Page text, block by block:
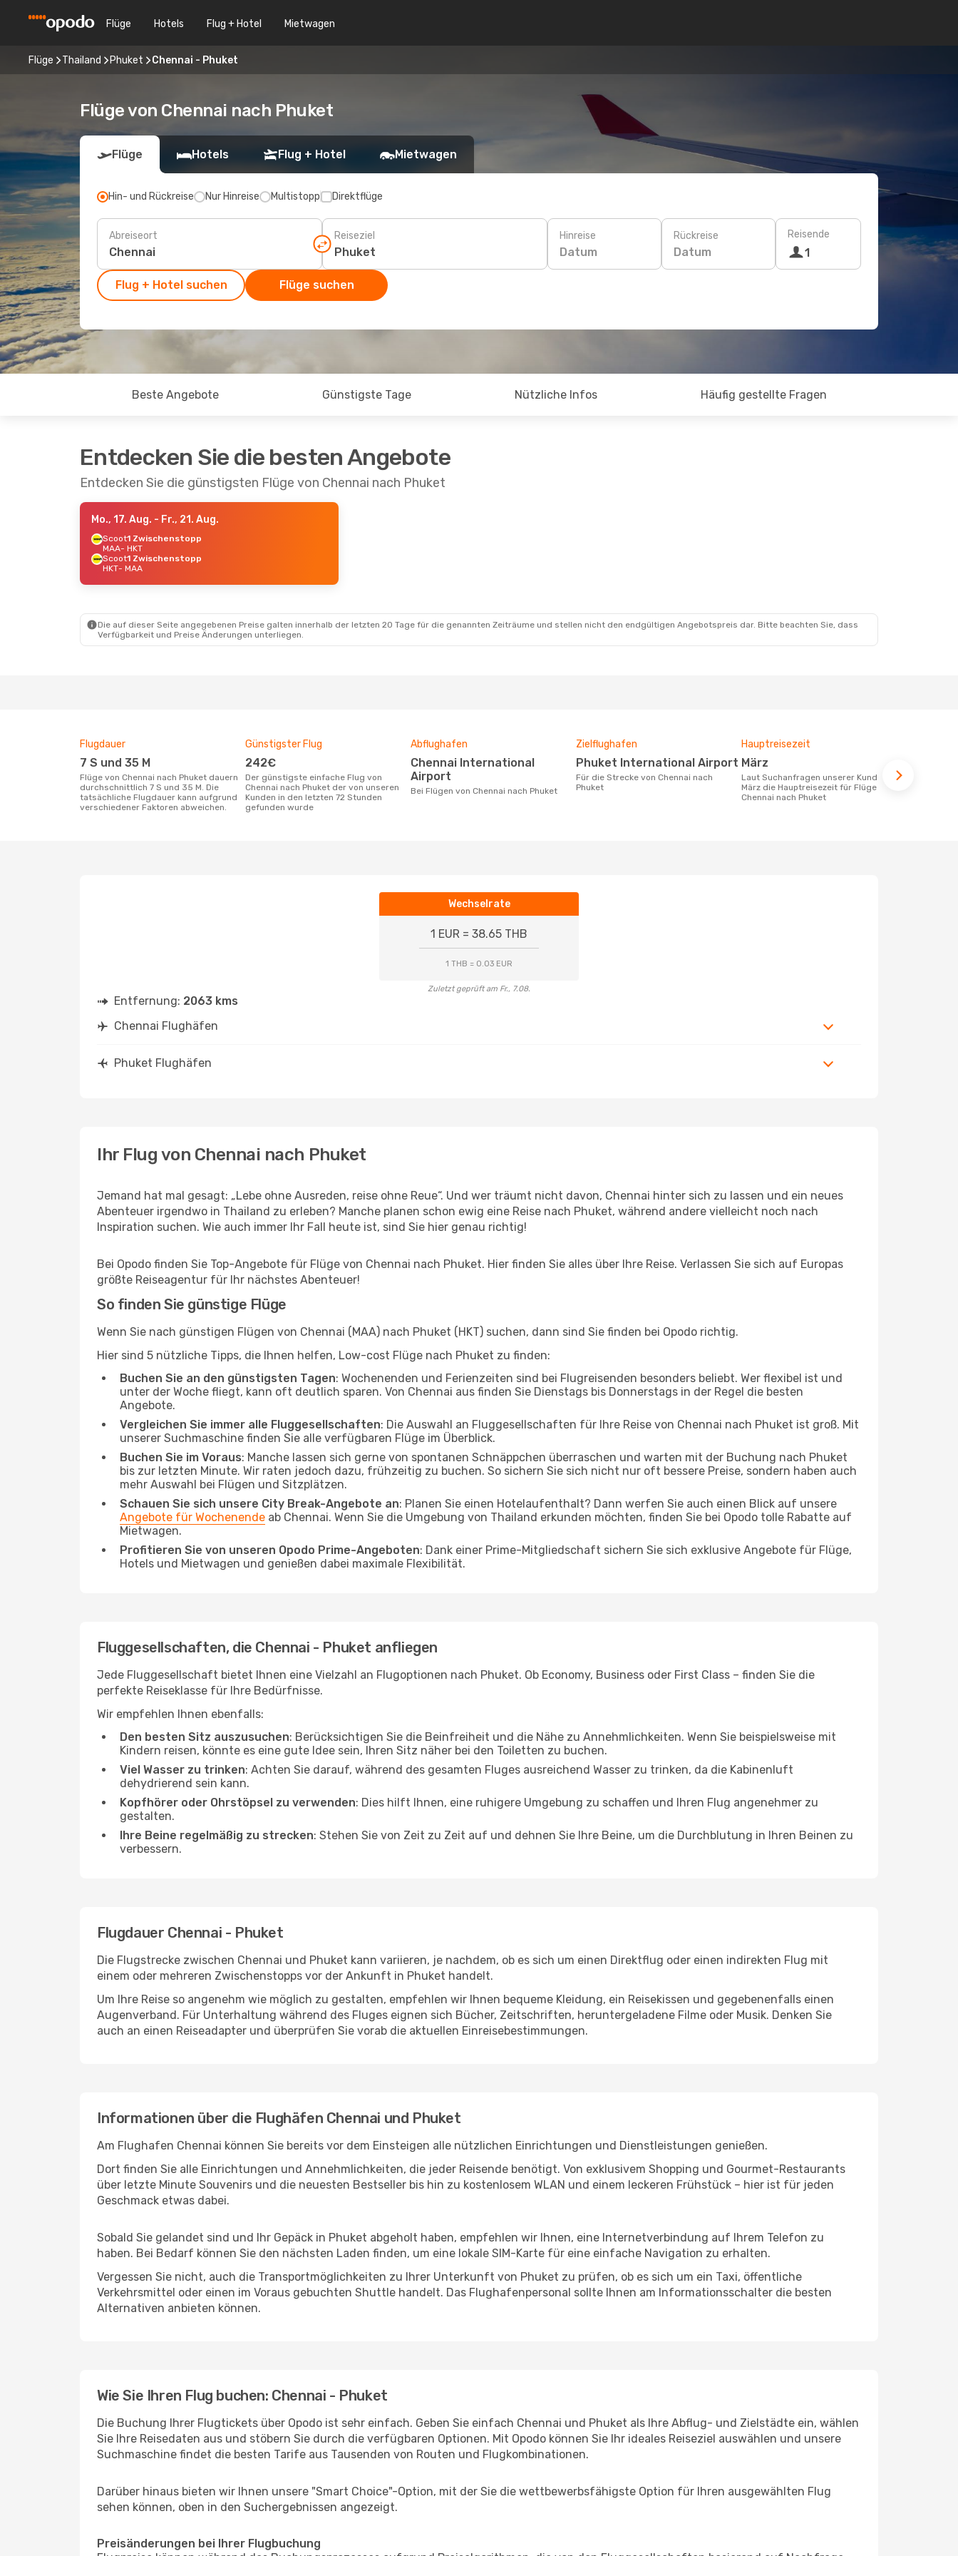
Flüge Hotels Flug + Hotel Mietwagen
Flüge Thailand Phuket Chennai - Phuket
Flüge von Chennai nach Phuket
Flüge Hotels Flug + Hotel Mietwagen
Hin- und Rückreise Nur Hinreise Multistopp Direktflüge
Abreiseort Reiseziel Hinreise
Datum
Rückreise
Datum
Reisende
1
Flug + Hotel suchen Flüge suchen
Beste Angebote Günstigste Tage Nützliche Infos Häufig gestellte Fragen
Entdecken Sie die besten Angebote
Entdecken Sie die günstigsten Flüge von Chennai nach Phuket
Mo., 17. Aug. - Fr., 21. Aug.
Scoot1 Zwischenstopp
MAA- HKT
Scoot1 Zwischenstopp
HKT- MAA
Die auf dieser Seite angegebenen Preise galten innerhalb der letzten 20 Tage für die genannten Zeiträume und stellen nicht den endgültigen Angebotspreis dar. Bitte beachten Sie, dass
Verfügbarkeit und Preise Änderungen unterliegen.
Flugdauer
7 S und 35 M
Flüge von Chennai nach Phuket dauern
durchschnittlich 7 S und 35 M. Die
tatsächliche Flugdauer kann aufgrund
verschiedener Faktoren abweichen.
Günstigster Flug
242€
Der günstigste einfache Flug von
Chennai nach Phuket der von unseren
Kunden in den letzten 72 Stunden
gefunden wurde
Abflughafen
Chennai International
Airport
Bei Flügen von Chennai nach Phuket
Zielflughafen
Phuket International Airport
Für die Strecke von Chennai nach
Phuket
Hauptreisezeit
März
Laut Suchanfragen unserer Kunden ist
März die Hauptreisezeit für Flüge von
Chennai nach Phuket
Wechselrate
1 EUR = 38.65 THB
1 THB = 0.03 EUR
Zuletzt geprüft am Fr., 7.08.
Entfernung: 2063 kms
Chennai Flughäfen
Phuket Flughäfen
Ihr Flug von Chennai nach Phuket
Jemand hat mal gesagt: „Lebe ohne Ausreden, reise ohne Reue“. Und wer träumt nicht davon, Chennai hinter sich zu lassen und ein neues
Abenteuer irgendwo in Thailand zu erleben? Manche planen schon ewig eine Reise nach Phuket, während andere vielleicht noch nach
Inspiration suchen. Wie auch immer Ihr Fall heute ist, sind Sie hier genau richtig!
Bei Opodo finden Sie Top-Angebote für Flüge von Chennai nach Phuket. Hier finden Sie alles über Ihre Reise. Verlassen Sie sich auf Europas
größte Reiseagentur für Ihr nächstes Abenteuer!
So finden Sie günstige Flüge
Wenn Sie nach günstigen Flügen von Chennai (MAA) nach Phuket (HKT) suchen, dann sind Sie finden bei Opodo richtig.
Hier sind 5 nützliche Tipps, die Ihnen helfen, Low-cost Flüge nach Phuket zu finden:
Buchen Sie an den günstigsten Tagen: Wochenenden und Ferienzeiten sind bei Flugreisenden besonders beliebt. Wer flexibel ist und
unter der Woche fliegt, kann oft deutlich sparen. Von Chennai aus finden Sie Dienstags bis Donnerstags in der Regel die besten
Angebote.
Vergleichen Sie immer alle Fluggesellschaften: Die Auswahl an Fluggesellschaften für Ihre Reise von Chennai nach Phuket ist groß. Mit
unserer Suchmaschine finden Sie alle verfügbaren Flüge im Überblick.
Buchen Sie im Voraus: Manche lassen sich gerne von spontanen Schnäppchen überraschen und warten mit der Buchung nach Phuket
bis zur letzten Minute. Wir raten jedoch dazu, frühzeitig zu buchen. So sichern Sie sich nicht nur oft bessere Preise, sondern haben auch
mehr Auswahl bei Flügen und Sitzplätzen.
Schauen Sie sich unsere City Break-Angebote an: Planen Sie einen Hotelaufenthalt? Dann werfen Sie auch einen Blick auf unsere
Angebote für Wochenende ab Chennai. Wenn Sie die Umgebung von Thailand erkunden möchten, finden Sie bei Opodo tolle Rabatte auf
Mietwagen.
Profitieren Sie von unseren Opodo Prime-Angeboten: Dank einer Prime-Mitgliedschaft sichern Sie sich exklusive Angebote für Flüge,
Hotels und Mietwagen und genießen dabei maximale Flexibilität.
Fluggesellschaften, die Chennai - Phuket anfliegen
Jede Fluggesellschaft bietet Ihnen eine Vielzahl an Flugoptionen nach Phuket. Ob Economy, Business oder First Class – finden Sie die
perfekte Reiseklasse für Ihre Bedürfnisse.
Wir empfehlen Ihnen ebenfalls:
Den besten Sitz auszusuchen: Berücksichtigen Sie die Beinfreiheit und die Nähe zu Annehmlichkeiten. Wenn Sie beispielsweise mit
Kindern reisen, könnte es eine gute Idee sein, Ihren Sitz näher bei den Toiletten zu buchen.
Viel Wasser zu trinken: Achten Sie darauf, während des gesamten Fluges ausreichend Wasser zu trinken, da die Kabinenluft
dehydrierend sein kann.
Kopfhörer oder Ohrstöpsel zu verwenden: Dies hilft Ihnen, eine ruhigere Umgebung zu schaffen und Ihren Flug angenehmer zu
gestalten.
Ihre Beine regelmäßig zu strecken: Stehen Sie von Zeit zu Zeit auf und dehnen Sie Ihre Beine, um die Durchblutung in Ihren Beinen zu
verbessern.
Flugdauer Chennai - Phuket
Die Flugstrecke zwischen Chennai und Phuket kann variieren, je nachdem, ob es sich um einen Direktflug oder einen indirekten Flug mit
einem oder mehreren Zwischenstopps vor der Ankunft in Phuket handelt.
Um Ihre Reise so angenehm wie möglich zu gestalten, empfehlen wir Ihnen bequeme Kleidung, ein Reisekissen und gegebenenfalls einen
Augenverband. Für Unterhaltung während des Fluges eignen sich Bücher, Zeitschriften, heruntergeladene Filme oder Musik. Denken Sie
auch an einen Reiseadapter und überprüfen Sie vorab die aktuellen Einreisebestimmungen.
Informationen über die Flughäfen Chennai und Phuket
Am Flughafen Chennai können Sie bereits vor dem Einsteigen alle nützlichen Einrichtungen und Dienstleistungen genießen.
Dort finden Sie alle Einrichtungen und Annehmlichkeiten, die jeder Reisende benötigt. Von exklusivem Shopping und Gourmet-Restaurants
über letzte Minute Souvenirs und die neuesten Bestseller bis hin zu kostenlosem WLAN und einem leckeren Frühstück – hier ist für jeden
Geschmack etwas dabei.
Sobald Sie gelandet sind und Ihr Gepäck in Phuket abgeholt haben, empfehlen wir Ihnen, eine Internetverbindung auf Ihrem Telefon zu
haben. Bei Bedarf können Sie den nächsten Laden finden, um eine lokale SIM-Karte für eine einfache Navigation zu erhalten.
Vergessen Sie nicht, auch die Transportmöglichkeiten zu Ihrer Unterkunft von Phuket zu prüfen, ob es sich um ein Taxi, öffentliche
Verkehrsmittel oder einen im Voraus gebuchten Shuttle handelt. Das Flughafenpersonal sollte Ihnen am Informationsschalter die besten
Alternativen anbieten können.
Wie Sie Ihren Flug buchen: Chennai - Phuket
Die Buchung Ihrer Flugtickets über Opodo ist sehr einfach. Geben Sie einfach Chennai und Phuket als Ihre Abflug- und Zielstädte ein, wählen
Sie Ihre Reisedaten aus und stöbern Sie durch die verfügbaren Optionen. Mit Opodo können Sie Ihr ideales Reiseziel auswählen und unsere
Suchmaschine findet die besten Tarife aus Tausenden von Routen und Flugkombinationen.
Darüber hinaus bieten wir Ihnen unsere "Smart Choice"-Option, mit der Sie die wettbewerbsfähigste Option für Ihren ausgewählten Flug
sehen können, oben in den Suchergebnissen angezeigt.
Preisänderungen bei Ihrer Flugbuchung